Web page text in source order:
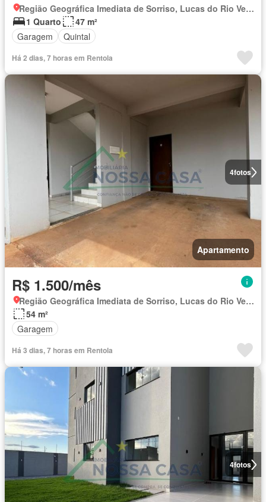
Região Geográfica Imediata de Sorriso, Lucas do Rio Verde
1 Quarto
47 m²
Garagem
Quintal
Há 2 dias, 7 horas em Rentola
4fotos
Apartamento
R$ 1.500/mês
Região Geográfica Imediata de Sorriso, Lucas do Rio Verde
54 m²
Garagem
Há 3 dias, 7 horas em Rentola
4fotos